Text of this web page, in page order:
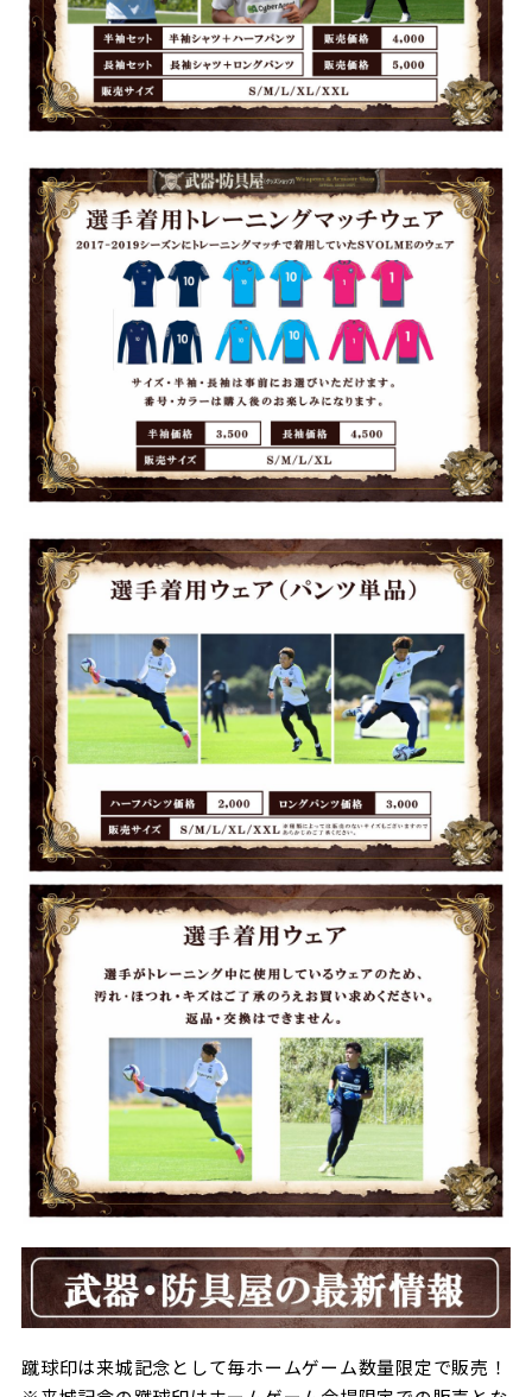
蹴球印は来城記念として毎ホームゲーム数量限定で販売！